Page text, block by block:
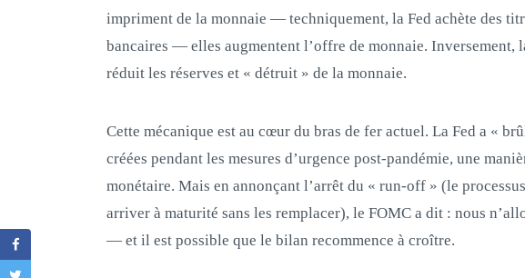
impriment de la monnaie — techniquement, la Fed achète des
bancaires — elles augmentent l’offre de monnaie. Inversement,
réduit les réserves et « détruit » de la monnaie.
Cette mécanique est au cœur du bras de fer actuel. La Fed a «
créées pendant les mesures d’urgence post‑pandémie, une
monétaire. Mais en annonçant l’arrêt du « run‑off » (le
arriver à maturité sans les remplacer), le FOMC a dit : nous
— et il est possible que le bilan recommence à croître.